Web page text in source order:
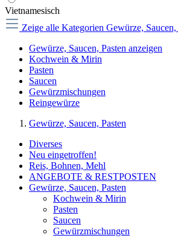
Vietnamesisch
Zeige alle Kategorien Gewürze, Saucen,
Gewürze, Saucen, Pasten anzeigen
Kochwein & Mirin
Pasten
Saucen
Gewürzmischungen
Reingewürze
Gewürze, Saucen, Pasten
Diverses
Neu eingetroffen!
Reis, Bohnen, Mehl
ANGEBOTE & RESTPOSTEN
Gewürze, Saucen, Pasten
Kochwein & Mirin
Pasten
Saucen
Gewürzmischungen